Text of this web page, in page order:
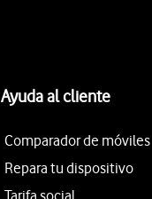
Ayuda al cliente
Comparador de móviles
Repara tu dispositivo
Tarifa social